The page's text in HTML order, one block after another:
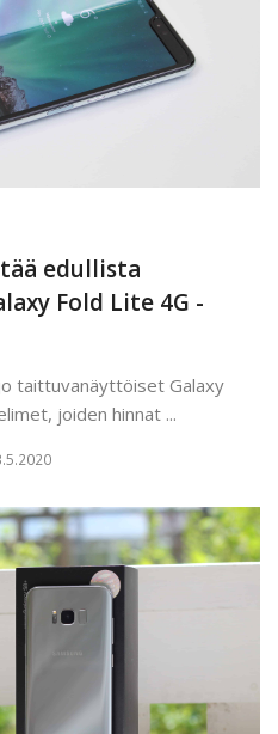
edullista
Fold Lite 4G -
taittuvanäyttöiset Galaxy
joiden hinnat ...